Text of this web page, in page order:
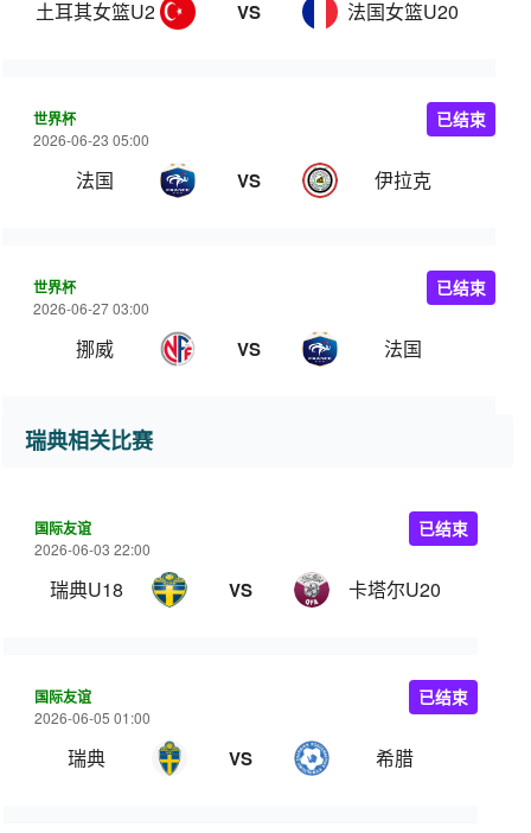
土耳其女篮U20 VS 法国女篮U20
世界杯
2026-06-23 05:00
法国 VS 伊拉克
已结束
世界杯
2026-06-27 03:00
挪威 VS 法国
已结束
瑞典相关比赛
国际友谊
2026-06-03 22:00
瑞典U18 VS 卡塔尔U20
已结束
国际友谊
2026-06-05 01:00
瑞典 VS 希腊
已结束